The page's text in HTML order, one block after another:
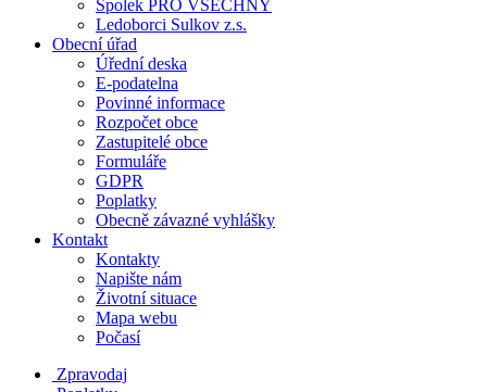
Spolek PRO VŠECHNY
Ledoborci Sulkov z.s.
Obecní úřad
Úřední deska
E-podatelna
Povinné informace
Rozpočet obce
Zastupitelé obce
Formuláře
GDPR
Poplatky
Obecně závazné vyhlášky
Kontakt
Kontakty
Napište nám
Životní situace
Mapa webu
Počasí
Zpravodaj